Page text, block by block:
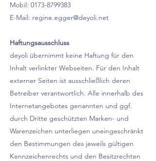
Mobil: 0173-8799383
E-Mail: regine.egger@deyoli.net
Haftungsausschluss
deyoli übernimmt keine Haftung für den
Inhalt verlinkter Webseiten. Für den Inhalt
externer Seiten ist ausschließlich deren
Betreiber verantwortlich. Alle innerhalb des
Internetangebotes genannten und ggf.
durch Dritte geschützten Marken- und
Warenzeichen unterliegen uneingeschränkt
den Bestimmungen des jeweils gültigen
Kennzeichenrechts und den Besitzrechten